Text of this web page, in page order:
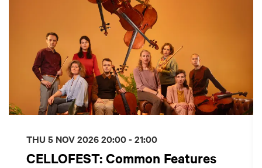
CELLOFEST: Common Features
THU 5 NOV 202620:00 - 21:00